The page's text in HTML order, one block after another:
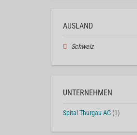
AUSLAND
Schweiz
UNTERNEHMEN
Spital Thurgau AG (1)